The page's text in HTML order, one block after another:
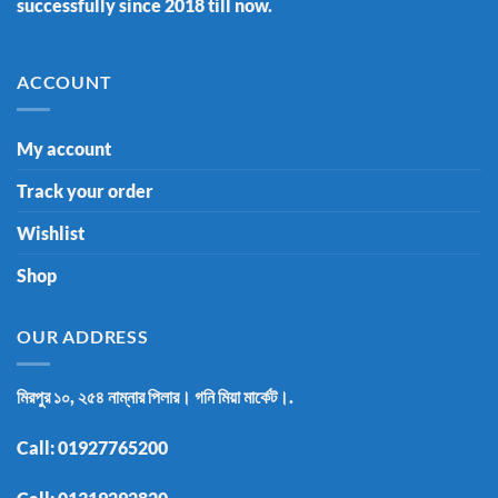
successfully since 2018 till now.
ACCOUNT
My account
Track your order
Wishlist
Shop
OUR ADDRESS
মিরপুর ১০, ২৫৪ নাম্নার পিলার। গনি মিয়া মার্কেট।.
Call:01927765200